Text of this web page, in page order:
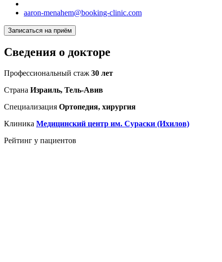
aaron-menahem@booking-clinic.com
Записаться на приём
Сведения о докторе
Профессиональный стаж 30 лет
Страна Израиль, Тель-Авив
Специализация Ортопедия, хирургия
Клиника Медицинский центр им. Сураски (Ихилов)
Рейтинг у пациентов